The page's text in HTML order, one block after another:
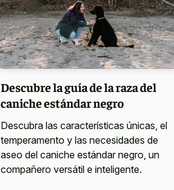
Descubre la guía de la raza del
caniche estándar negro
Descubra las características únicas, el
temperamento y las necesidades de
aseo del caniche estándar negro, un
compañero versátil e inteligente.